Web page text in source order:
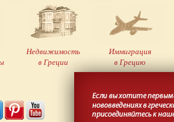
Недвижимость
в Греции
Иммиграция
в Грецию
Создание
сайта